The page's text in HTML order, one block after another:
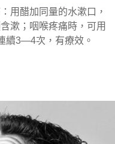
用醋加同量的水漱口，
漱；咽喉疼痛時，可用
續3—4次，有療效。